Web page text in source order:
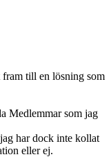
till en lösning som
Medlemmar som jag
har dock inte kollat
eller ej.